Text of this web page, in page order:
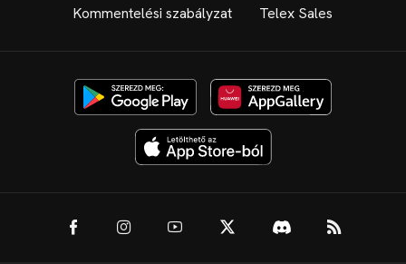
Kommentelési szabályzat Telex Sales